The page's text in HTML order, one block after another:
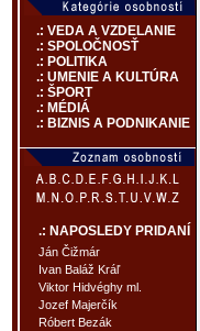
.: VEDA A VZDELANIE
.: SPOLOČNOSŤ
.: POLITIKA
.: UMENIE A KULTÚRA
.: ŠPORT
.: MÉDIÁ
.: BIZNIS A PODNIKANIE
.: NAPOSLEDY PRIDANÍ
Ján Čižmár
Ivan Baláž Kráľ
Viktor Hidvéghy ml.
Jozef Majerčík
Róbert Bezák